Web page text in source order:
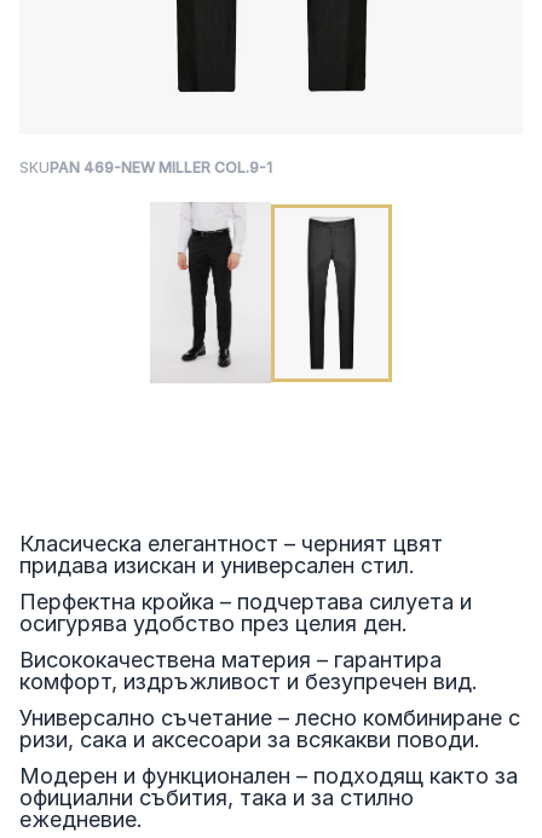
SKUPAN 469-NEW MILLER COL.9-1
Класическа елегантност – черният цвят
придава изискан и универсален стил.
Перфектна кройка – подчертава силуета и
осигурява удобство през целия ден.
Висококачествена материя – гарантира
комфорт, издръжливост и безупречен вид.
Универсално съчетание – лесно комбиниране с
ризи, сака и аксесоари за всякакви поводи.
Модерен и функционален – подходящ както за
официални събития, така и за стилно
ежедневие.